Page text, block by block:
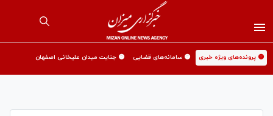
🟡 پرونده‌های ویژه خبری 🟡 سامانه‌های قضایی 🟡 جنایت میدان علیخانی اصفهان